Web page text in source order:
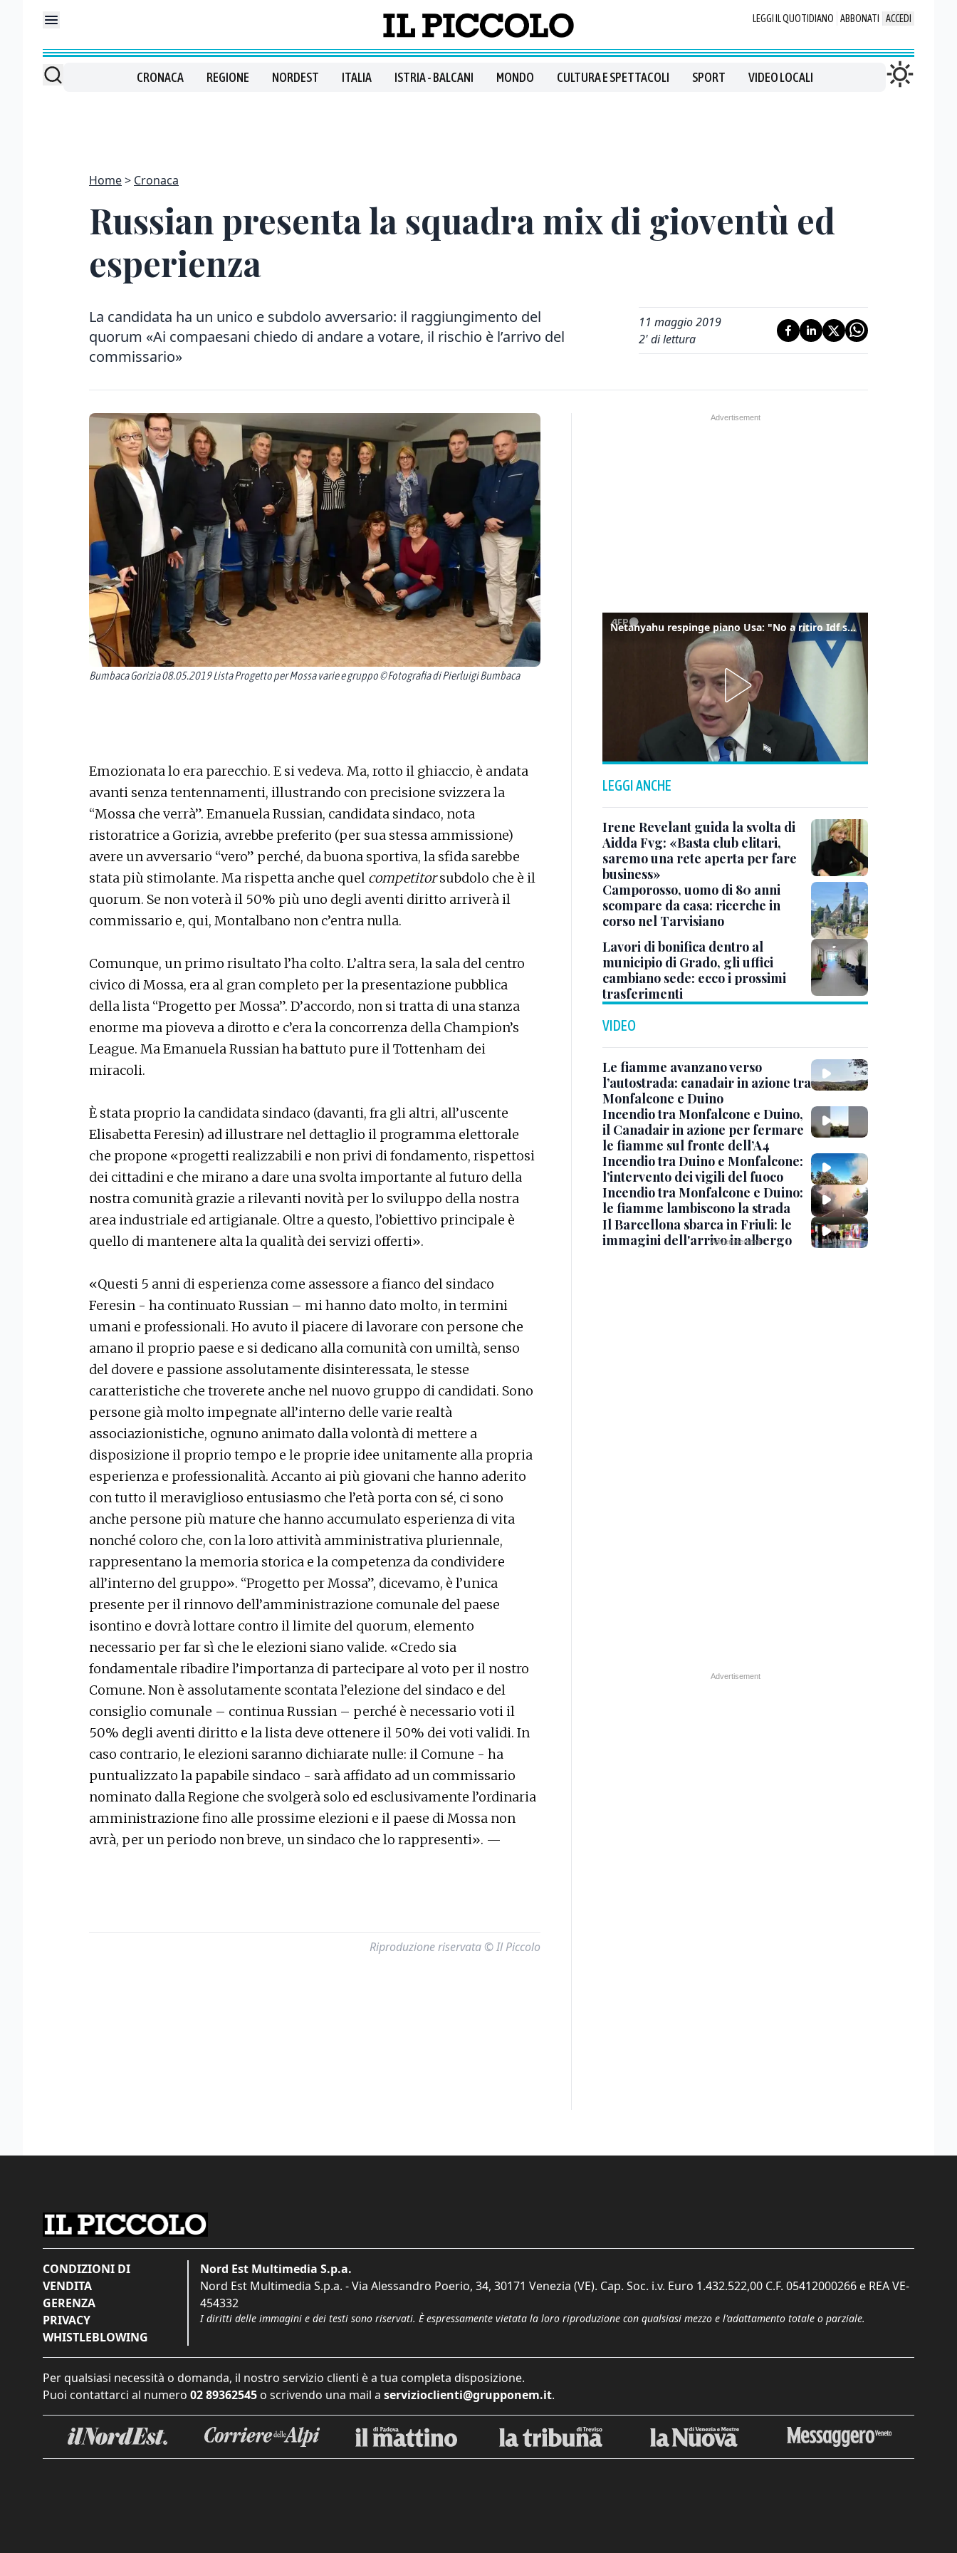
LEGGI IL QUOTIDIANO ABBONATI ACCEDI
CRONACA REGIONE NORDEST ITALIA ISTRIA - BALCANI MONDO CULTURA E SPETTACOLI SPORT VIDEO LOCALI
Home Cronaca
Russian presenta la squadra mix di gioventù ed
esperienza
La candidata ha un unico e subdolo avversario: il raggiungimento del
quorum «Ai compaesani chiedo di andare a votare, il rischio è l’arrivo del
commissario»
11 maggio 2019
2' di lettura
Bumbaca Gorizia 08.05.2019 Lista Progetto per Mossa varie e gruppo © Fotografia di Pierluigi Bumbaca
Emozionata lo era parecchio. E si vedeva. Ma, rotto il ghiaccio, è andata
avanti senza tentennamenti, illustrando con precisione svizzera la
“Mossa che verrà”. Emanuela Russian, candidata sindaco, nota
ristoratrice a Gorizia, avrebbe preferito (per sua stessa ammissione)
avere un avversario “vero” perché, da buona sportiva, la sfida sarebbe
stata più stimolante. Ma rispetta anche quel competitorsubdolo che è il
quorum. Se non voterà il 50% più uno degli aventi diritto arriverà il
commissario e, qui, Montalbano non c’entra nulla.
Comunque, un primo risultato l’ha colto. L’altra sera, la sala del centro
civico di Mossa, era al gran completo per la presentazione pubblica
della lista “Progetto per Mossa”. D’accordo, non si tratta di una stanza
enorme ma pioveva a dirotto e c’era la concorrenza della Champion’s
League. Ma Emanuela Russian ha battuto pure il Tottenham dei
miracoli.
È stata proprio la candidata sindaco (davanti, fra gli altri, all’uscente
Elisabetta Feresin) ad illustrare nel dettaglio il programma elettorale
che propone «progetti realizzabili e non privi di fondamento, rispettosi
dei cittadini e che mirano a dare una svolta importante al futuro della
nostra comunità grazie a rilevanti novità per lo sviluppo della nostra
area industriale ed artigianale. Oltre a questo, l’obiettivo principale è
quello di mantenere alta la qualità dei servizi offerti».
«Questi 5 anni di esperienza come assessore a fianco del sindaco
Feresin - ha continuato Russian – mi hanno dato molto, in termini
umani e professionali. Ho avuto il piacere di lavorare con persone che
amano il proprio paese e si dedicano alla comunità con umiltà, senso
del dovere e passione assolutamente disinteressata, le stesse
caratteristiche che troverete anche nel nuovo gruppo di candidati. Sono
persone già molto impegnate all’interno delle varie realtà
associazionistiche, ognuno animato dalla volontà di mettere a
disposizione il proprio tempo e le proprie idee unitamente alla propria
esperienza e professionalità. Accanto ai più giovani che hanno aderito
con tutto il meraviglioso entusiasmo che l’età porta con sé, ci sono
anche persone più mature che hanno accumulato esperienza di vita
nonché coloro che, con la loro attività amministrativa pluriennale,
rappresentano la memoria storica e la competenza da condividere
all’interno del gruppo». “Progetto per Mossa”, dicevamo, è l’unica
presente per il rinnovo dell’amministrazione comunale del paese
isontino e dovrà lottare contro il limite del quorum, elemento
necessario per far sì che le elezioni siano valide. «Credo sia
fondamentale ribadire l’importanza di partecipare al voto per il nostro
Comune. Non è assolutamente scontata l’elezione del sindaco e del
consiglio comunale – continua Russian – perché è necessario voti il
50% degli aventi diritto e la lista deve ottenere il 50% dei voti validi. In
caso contrario, le elezioni saranno dichiarate nulle: il Comune - ha
puntualizzato la papabile sindaco - sarà affidato ad un commissario
nominato dalla Regione che svolgerà solo ed esclusivamente l’ordinaria
amministrazione fino alle prossime elezioni e il paese di Mossa non
avrà, per un periodo non breve, un sindaco che lo rappresenti». —
Riproduzione riservata © Il Piccolo
Netanyahu respinge piano Usa: "No a ritiro Idf senza disarmo Hamas"
LEGGI ANCHE
Irene Revelant guida la svolta di
Aidda Fvg: «Basta club elitari,
saremo una rete aperta per fare
business»
Camporosso, uomo di 80 anni
scompare da casa: ricerche in
corso nel Tarvisiano
Lavori di bonifica dentro al
municipio di Grado, gli uffici
cambiano sede: ecco i prossimi
trasferimenti
VIDEO
Le fiamme avanzano verso
l’autostrada: canadair in azione tra
Monfalcone e Duino
Incendio tra Monfalcone e Duino,
il Canadair in azione per fermare
le fiamme sul fronte dell’A4
Incendio tra Duino e Monfalcone:
l’intervento dei vigili del fuoco
Incendio tra Monfalcone e Duino:
le fiamme lambiscono la strada
Il Barcellona sbarca in Friuli: le
immagini dell'arrivo in albergo
CONDIZIONI DI
VENDITA
GERENZA
PRIVACY
WHISTLEBLOWING
Nord Est Multimedia S.p.a.
Nord Est Multimedia S.p.a. - Via Alessandro Poerio, 34, 30171 Venezia (VE). Cap. Soc. i.v. Euro 1.432.522,00 C.F. 05412000266 e REA VE-
454332
I diritti delle immagini e dei testi sono riservati. È espressamente vietata la loro riproduzione con qualsiasi mezzo e l'adattamento totale o parziale.
Per qualsiasi necessità o domanda, il nostro servizio clienti è a tua completa disposizione.
Puoi contattarci al numero 02 89362545 o scrivendo una mail a servizioclienti@grupponem.it.